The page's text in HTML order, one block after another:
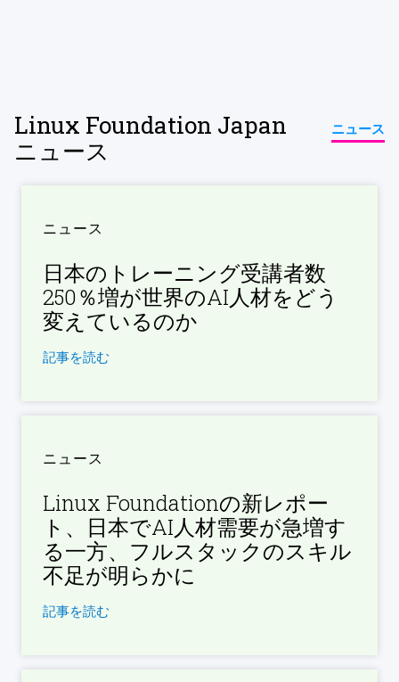
Linux Foundation Japan
ニュース
ニュース
ニュース
日本のトレーニング受講者数
250％増が世界のAI人材をどう
変えているのか
記事を読む
ニュース
Linux Foundationの新レポー
ト、日本でAI人材需要が急増す
る一方、フルスタックのスキル
不足が明らかに
記事を読む